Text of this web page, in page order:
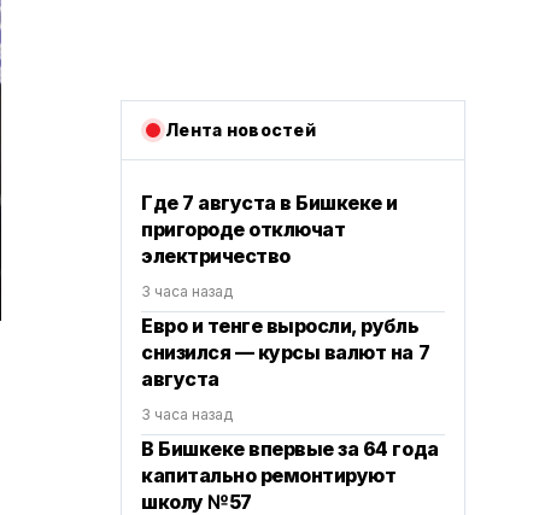
Лента новостей
Где 7 августа в Бишкеке и
пригороде отключат
электричество
3 часа назад
Евро и тенге выросли, рубль
снизился — курсы валют на 7
августа
3 часа назад
В Бишкеке впервые за 64 года
капитально ремонтируют
школу №57